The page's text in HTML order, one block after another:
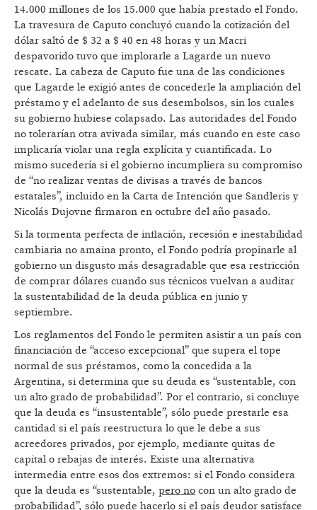
14.000 millones de los 15.000 que había prestado el Fondo.
La travesura de Caputo concluyó cuando la cotización del
dólar saltó de $ 32 a $ 40 en 48 horas y un Macri
despavorido tuvo que implorarle a Lagarde un nuevo
rescate. La cabeza de Caputo fue una de las condiciones
que Lagarde le exigió antes de concederle la ampliación del
préstamo y el adelanto de sus desembolsos, sin los cuales
su gobierno hubiese colapsado. Las autoridades del Fondo
no tolerarían otra avivada similar, más cuando en este caso
implicaría violar una regla explícita y cuantificada. Lo
mismo sucedería si el gobierno incumpliera su compromiso
de “no realizar ventas de divisas a través de bancos
estatales”, incluido en la Carta de Intención que Sandleris y
Nicolás Dujovne firmaron en octubre del año pasado.
Si la tormenta perfecta de inflación, recesión e inestabilidad
cambiaria no amaina pronto, el Fondo podría propinarle al
gobierno un disgusto más desagradable que esa restricción
de comprar dólares cuando sus técnicos vuelvan a auditar
la sustentabilidad de la deuda pública en junio y
septiembre.
Los reglamentos del Fondo le permiten asistir a un país con
financiación de “acceso excepcional” que supera el tope
normal de sus préstamos, como la concedida a la
Argentina, si determina que su deuda es “sustentable, con
un alto grado de probabilidad”. Por el contrario, si concluye
que la deuda es “insustentable”, sólo puede prestarle esa
cantidad si el país reestructura lo que le debe a sus
acreedores privados, por ejemplo, mediante quitas de
capital o rebajas de interés. Existe una alternativa
intermedia entre esos dos extremos: si el Fondo considera
que la deuda es “sustentable, pero no con un alto grado de
probabilidad”, sólo puede hacerlo si el país deudor satisface